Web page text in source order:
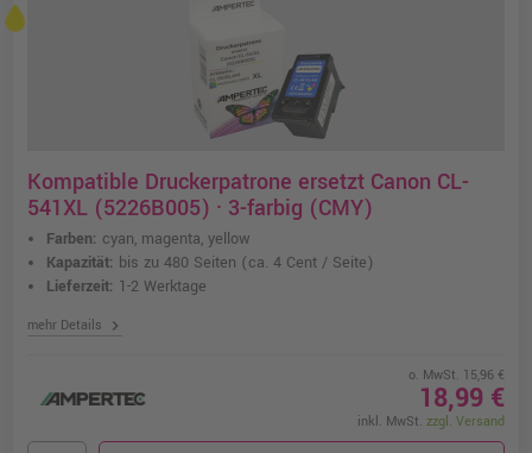
Kompatible Druckerpatrone ersetzt Canon CL-
541XL (5226B005) · 3-farbig (CMY)
Farben: cyan, magenta, yellow
Kapazität: bis zu 480 Seiten (ca. 4 Cent / Seite)
Lieferzeit: 1-2 Werktage
mehr Details chevron_right
o. MwSt. 15,96 €
18,99 €
inkl. MwSt. zzgl. Versand